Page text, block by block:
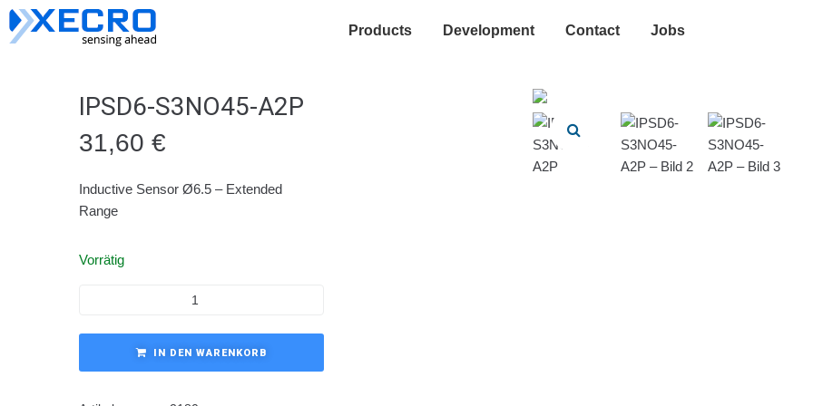
Products Development Contact Jobs
IPSD6-S3NO45-A2P
31,60 €
Inductive Sensor Ø6.5 – Extended
Range
Vorrätig
IN DEN WARENKORB